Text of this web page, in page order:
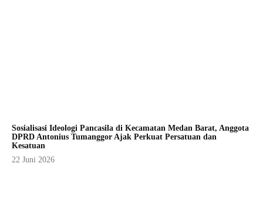
Sosialisasi Ideologi Pancasila di Kecamatan Medan Barat, Anggota
DPRD Antonius Tumanggor Ajak Perkuat Persatuan dan
Kesatuan
22 Juni 2026